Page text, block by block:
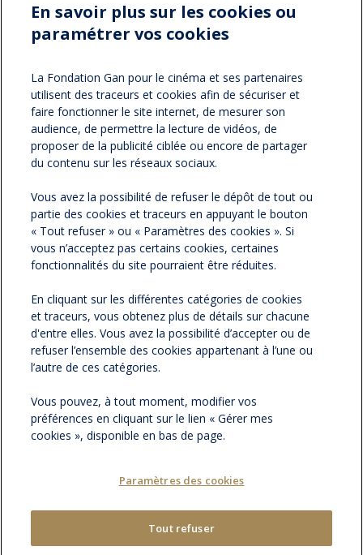
Partager sur :
facebook
twitterVersion
imprimable
NOS NEWSLETTERS
NOS PARTENAIRES
ESPACE PRESSE
NOS ACTUALITÉS
CONTACTEZ-NOUS
MENTIONS LÉGALES PLAN DU SITE
En savoir plus sur les cookies ou
paramétrer vos cookies
La Fondation Gan pour le cinéma et ses partenaires
utilisent des traceurs et cookies afin de sécuriser et
faire fonctionner le site internet, de mesurer son
audience, de permettre la lecture de vidéos, de
proposer de la publicité ciblée ou encore de partager
du contenu sur les réseaux sociaux.
Vous avez la possibilité de refuser le dépôt de tout ou
partie des cookies et traceurs en appuyant le bouton
« Tout refuser » ou « Paramètres des cookies ». Si
vous n’acceptez pas certains cookies, certaines
fonctionnalités du site pourraient être réduites.
En cliquant sur les différentes catégories de cookies
et traceurs, vous obtenez plus de détails sur chacune
d'entre elles. Vous avez la possibilité d’accepter ou de
refuser l’ensemble des cookies appartenant à l’une ou
l’autre de ces catégories.
Vous pouvez, à tout moment, modifier vos
préférences en cliquant sur le lien « Gérer mes
cookies », disponible en bas de page.
Paramètres des cookies
Tout refuser